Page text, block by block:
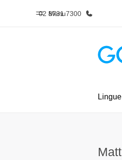
Menu
02 8731 7300
Homepage
Lingue
Matt